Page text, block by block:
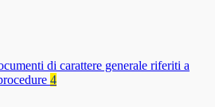
di carattere generale riferiti a
4